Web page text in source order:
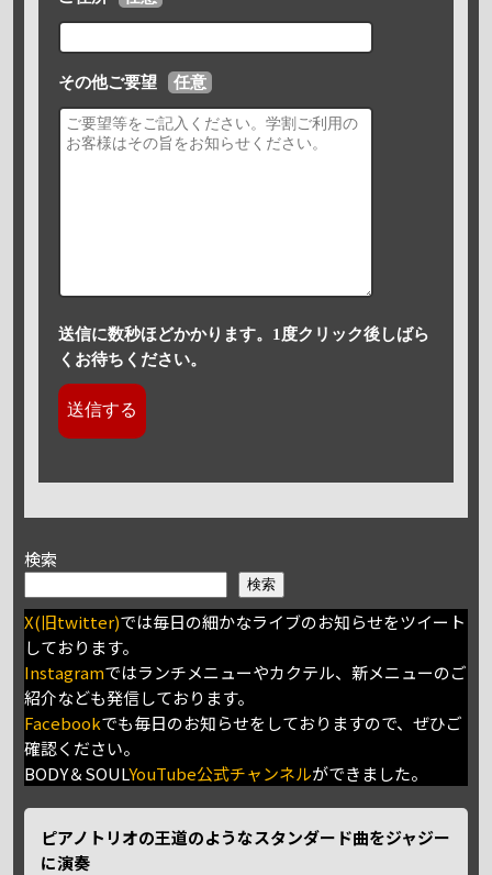
その他ご要望 任意
送信に数秒ほどかかります。1度クリック後しばら
くお待ちください。
検索
検索
X(旧twitter)では毎日の細かなライブのお知らせをツイート
しております。
Instagramではランチメニューやカクテル、新メニューのご
紹介なども発信しております。
Facebookでも毎日のお知らせをしておりますので、ぜひご
確認ください。
BODY＆SOULYouTube公式チャンネルができました。
ピアノトリオの王道のようなスタンダード曲をジャジー
に演奏